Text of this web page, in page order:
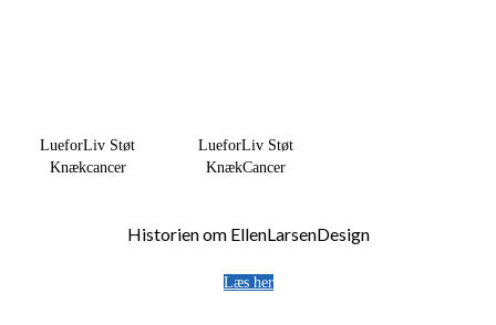
LueforLiv Støt
Knækcancer
LueforLiv Støt
KnækCancer
Historien om EllenLarsenDesign
Læs her